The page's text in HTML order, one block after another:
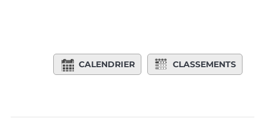
CALENDRIER CLASSEMENTS